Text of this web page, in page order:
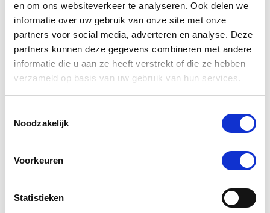
en om ons websiteverkeer te analyseren. Ook delen we
informatie over uw gebruik van onze site met onze
partners voor social media, adverteren en analyse. Deze
partners kunnen deze gegevens combineren met andere
informatie die u aan ze heeft verstrekt of die ze hebben
verzameld op basis van uw gebruik van hun services.
Noodzakelijk
Voorkeuren
Statistieken
Anderen kochten ook